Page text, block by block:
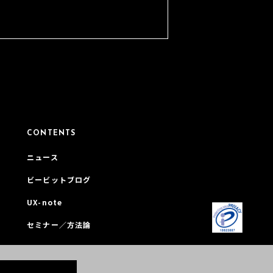
CONTENTS
ニュース
ビービットブログ
UX-note
セミナー／方法論